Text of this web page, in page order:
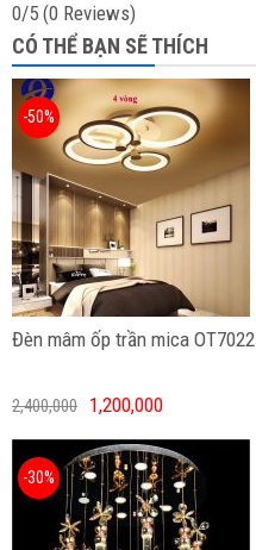
0/5 (0 Reviews)
CÓ THỂ BẠN SẼ THÍCH
Đèn mâm ốp trần mica OT7022
-50%
2,400,000 1,200,000
-30%